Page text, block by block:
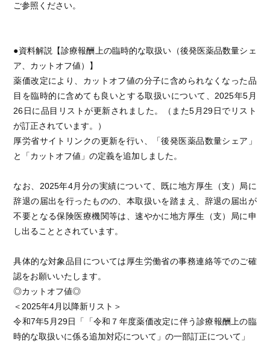
ご参照ください。
●資料解説【診療報酬上の臨時的な取扱い（後発医薬品数量シェ
ア、カットオフ値）】
薬価改定により、カットオフ値の分子に含められなくなった品
目を臨時的に含めても良いとする取扱いについて、2025年5月
26日に品目リストが更新されました。（また5月29日でリスト
が訂正されています。）
厚労省サイトリンクの更新を行い、「後発医薬品数量シェア」
と「カットオフ値」の定義を追加しました。
なお、2025年4月分の実績について、既に地方厚生（支）局に
辞退の届出を行ったものの、本取扱いを踏まえ、辞退の届出が
不要となる保険医療機関等は、速やかに地方厚生（支）局に申
し出ることとされています。
具体的な対象品目については厚生労働省の事務連絡等でのご確
認をお願いいたします。
◎カットオフ値◎
＜2025年4月以降新リスト＞
令和7年5月29日「「令和７年度薬価改定に伴う診療報酬上の臨
時的な取扱いに係る追加対応について」の一部訂正について」